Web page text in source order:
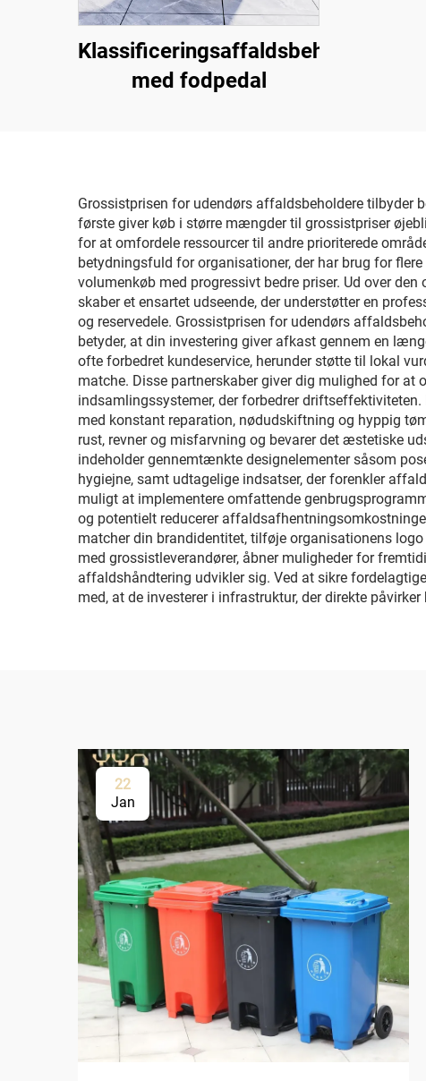
Klassificeringsaffaldsbeholder
med fodpedal
Grossistprisen for udendørs affaldsbeholdere tilbyder
første giver køb i større mængder til grossistpriser
for at omfordele ressourcer til andre prioriterede
betydningsfuld for organisationer, der har brug for
volumenkøb med progressivt bedre priser. Ud over
skaber et ensartet udseende, der understøtter en
og reservedele. Grossistprisen for udendørs
betyder, at din investering giver afkast gennem en
ofte forbedret kundeservice, herunder støtte til lokal
matche. Disse partnerskaber giver dig mulighed for
indsamlingssystemer, der forbedrer
med konstant reparation, nødudskiftning og hyppig
rust, revner og misfarvning og bevarer det æstetiske
indeholder gennemtænkte designelementer såsom
hygiejne, samt udtagelige indsatser, der forenkler
muligt at implementere omfattende
og potentielt reducerer
matcher din brandidentitet, tilføje organisationens
med grossistleverandører, åbner muligheder for
affaldshåndtering udvikler sig. Ved at sikre
med, at de investerer i infrastruktur, der direkte
22
Jan